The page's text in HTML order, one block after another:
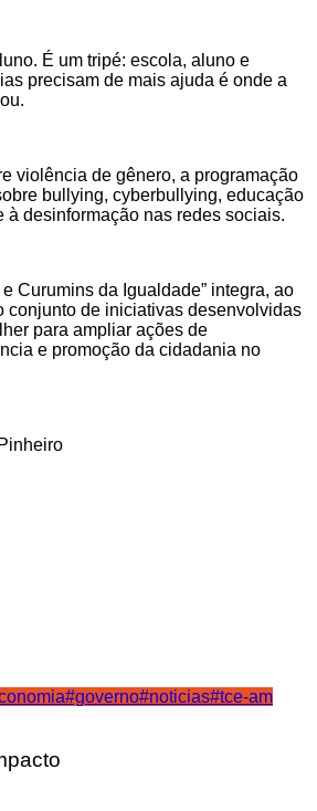
É um tripé: escola, aluno e
precisam de mais ajuda é onde a
violência de gênero, a programação
bullying, cyberbullying, educação
à desinformação nas redes sociais.
Curumins da Igualdade” integra, ao
conjunto de iniciativas desenvolvidas
para ampliar ações de
e promoção da cidadania no
#governo#noticias#tce-am